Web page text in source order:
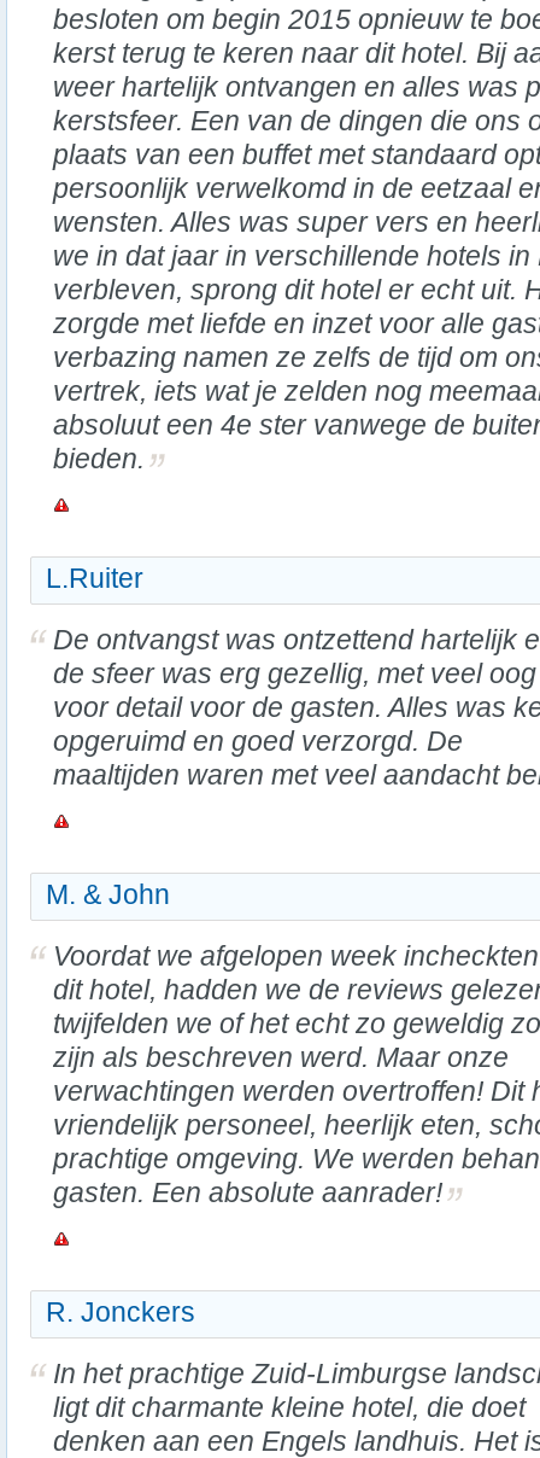
besloten om begin 2015 opnieuw te
kerst terug te keren naar dit hotel. Bij
weer hartelijk ontvangen en alles was
kerstsfeer. Een van de dingen die ons
plaats van een buffet met standaard
persoonlijk verwelkomd in de eetzaal
wensten. Alles was super vers en
we in dat jaar in verschillende hotels
verbleven, sprong dit hotel er echt uit.
zorgde met liefde en inzet voor alle
verbazing namen ze zelfs de tijd om
vertrek, iets wat je zelden nog
absoluut een 4e ster vanwege de
bieden.
L.Ruiter
De ontvangst was ontzettend hartelijk
de sfeer was erg gezellig, met veel oog
voor detail voor de gasten. Alles was
opgeruimd en goed verzorgd. De
maaltijden waren met veel aandacht
M. & John
Voordat we afgelopen week
dit hotel, hadden we de reviews
twijfelden we of het echt zo geweldig
zijn als beschreven werd. Maar onze
verwachtingen werden overtroffen! Dit
vriendelijk personeel, heerlijk eten,
prachtige omgeving. We werden
gasten. Een absolute aanrader!
R. Jonckers
In het prachtige Zuid-Limburgse
ligt dit charmante kleine hotel, die doet
denken aan een Engels landhuis. Het